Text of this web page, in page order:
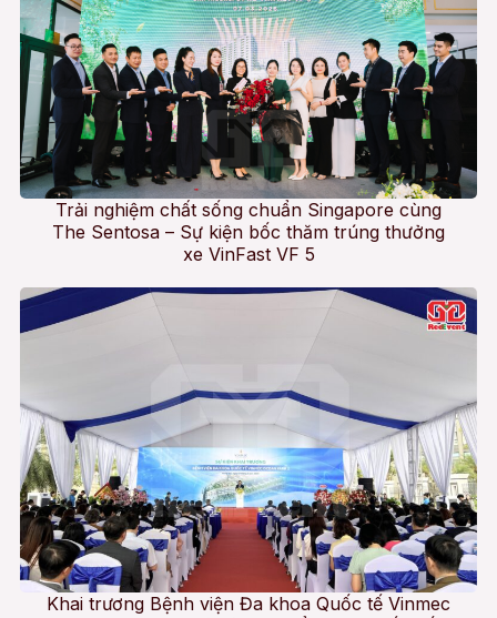
Trải nghiệm chất sống chuẩn Singapore cùng
The Sentosa – Sự kiện bốc thăm trúng thưởng
xe VinFast VF 5
Khai trương Bệnh viện Đa khoa Quốc tế Vinmec